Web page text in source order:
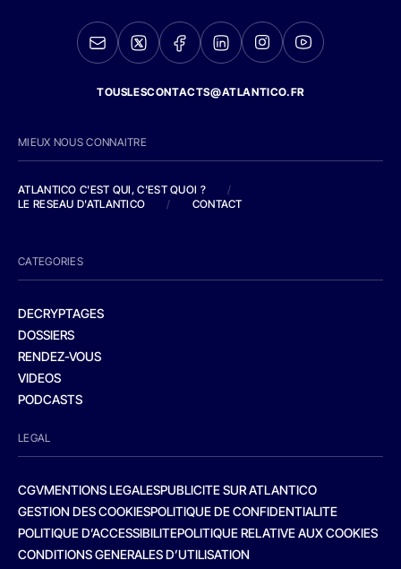
TOUSLESCONTACTS@ATLANTICO.FR
MIEUX NOUS CONNAITRE
ATLANTICO C'EST QUI, C'EST QUOI ?
/
LE RESEAU D'ATLANTICO
/ CONTACT
CATEGORIES
DECRYPTAGES
DOSSIERS
RENDEZ-VOUS
VIDEOS
PODCASTS
LEGAL
CGVMENTIONS LEGALESPUBLICITE SUR ATLANTICO
GESTION DES COOKIESPOLITIQUE DE CONFIDENTIALITE
POLITIQUE D’ACCESSIBILITEPOLITIQUE RELATIVE AUX COOKIES
CONDITIONS GENERALES D’UTILISATION